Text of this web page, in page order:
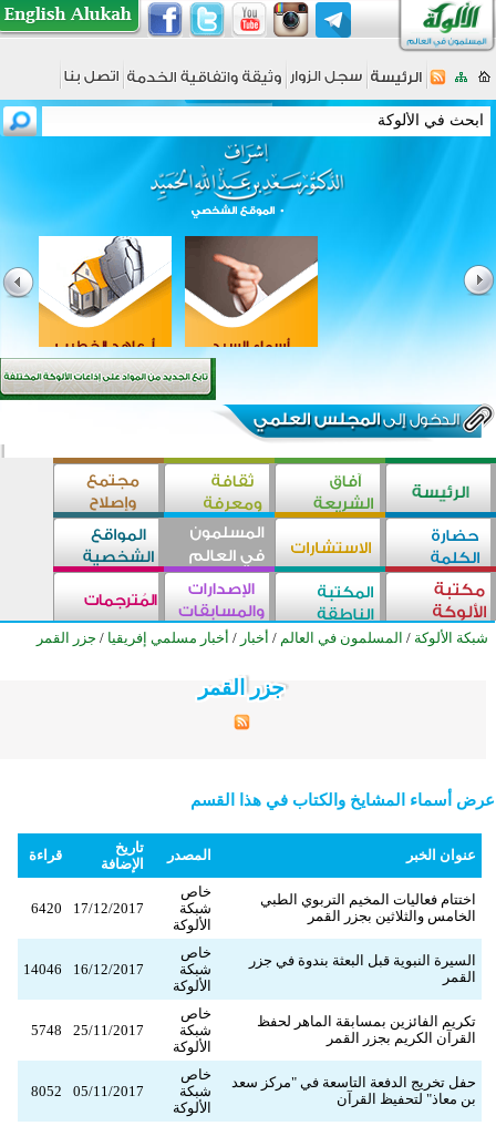
شبكة الألوكة / المسلمون في العالم / أخبار / أخبار مسلمي إفريقيا / جزر القمر
جزر القمر
جزر القمر
جزر القمر
جزر القمر
جزر القمر
جزر القمر
جزر القمر
جزر القمر
جزر القمر
جزر القمر
جزر القمر
جزر القمر
جزر القمر
جزر القمر
جزر القمر
جزر القمر
جزر القمر
جزر القمر
جزر القمر
جزر القمر
جزر القمر
جزر القمر
جزر القمر
جزر القمر
جزر القمر
عرض أسماء المشايخ والكتاب في هذا القسم
عنوان الخبر المصدر
تاريخ
الإضافة
قراءة
اختتام فعاليات المخيم التربوي الطبي
الخامس والثلاثين بجزر القمر
خاص
شبكة
الألوكة
17/12/2017
6420
السيرة النبوية قبل البعثة بندوة في جزر
القمر
خاص
شبكة
الألوكة
16/12/2017
14046
تكريم الفائزين بمسابقة الماهر لحفظ
القرآن الكريم بجزر القمر
خاص
شبكة
الألوكة
25/11/2017
5748
حفل تخريج الدفعة التاسعة في "مركز سعد
بن معاذ" لتحفيظ القرآن
خاص
شبكة
الألوكة
05/11/2017
8052